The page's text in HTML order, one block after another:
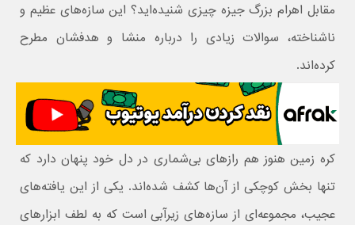
مقابل اهرام بزرگ جیزه چیزی شنیده‌اید؟ این سازه‌های عظیم و
ناشناخته، سوالات زیادی را درباره منشا و هدفشان مطرح
کرده‌اند.
کره زمین هنوز هم رازهای بی‌شماری در دل خود پنهان دارد که
تنها بخش کوچکی از آن‌ها کشف شده‌اند. یکی از این یافته‌های
عجیب، مجموعه‌ای از سازه‌های زیرآبی است که به لطف ابزارهای